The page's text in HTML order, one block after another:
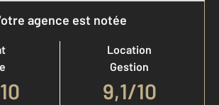
agence est notée
10
Location
Gestion
9,1/10